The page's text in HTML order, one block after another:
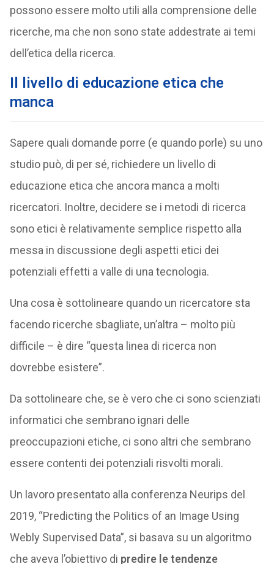
possono essere molto utili alla comprensione delle
ricerche, ma che non sono state addestrate ai temi
dell’etica della ricerca.
Il livello di educazione etica che
manca
Sapere quali domande porre (e quando porle) su uno
studio può, di per sé, richiedere un livello di
educazione etica che ancora manca a molti
ricercatori. Inoltre, decidere se i metodi di ricerca
sono etici è relativamente semplice rispetto alla
messa in discussione degli aspetti etici dei
potenziali effetti a valle di una tecnologia.
Una cosa è sottolineare quando un ricercatore sta
facendo ricerche sbagliate, un’altra – molto più
difficile – è dire “questa linea di ricerca non
dovrebbe esistere”.
Da sottolineare che, se è vero che ci sono scienziati
informatici che sembrano ignari delle
preoccupazioni etiche, ci sono altri che sembrano
essere contenti dei potenziali risvolti morali.
Un lavoro presentato alla conferenza Neurips del
2019, “Predicting the Politics of an Image Using
Webly Supervised Data”, si basava su un algoritmo
che aveva l’obiettivo di predire le tendenze